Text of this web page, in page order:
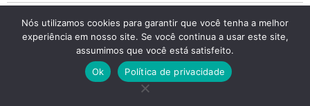
Nós utilizamos cookies para garantir que você tenha a melhor
experiência em nosso site. Se você continua a usar este site,
assumimos que você está satisfeito.
Ok
Política de privacidade